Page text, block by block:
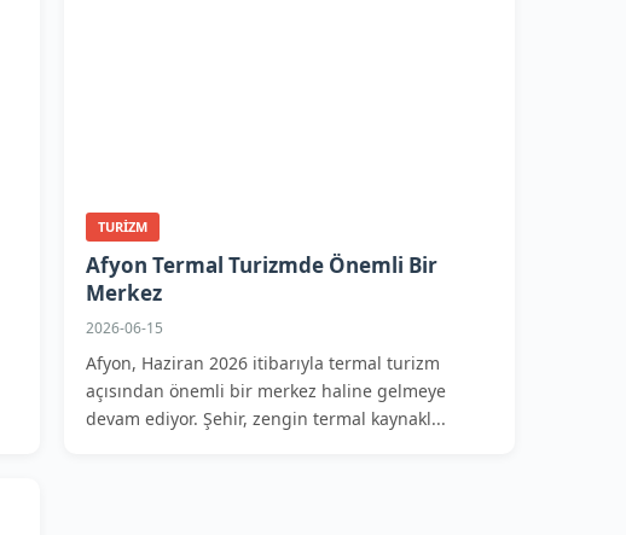
TURIZM
Afyon Termal Turizmde Önemli Bir
Merkez
2026-06-15
Afyon, Haziran 2026 itibarıyla termal turizm
açısından önemli bir merkez haline gelmeye
devam ediyor. Şehir, zengin termal kaynakl...